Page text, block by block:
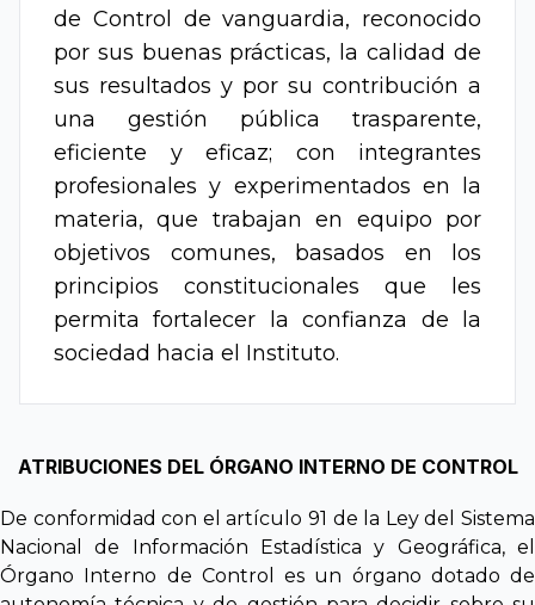
de Control de vanguardia, reconocido
por sus buenas prácticas, la calidad de
sus resultados y por su contribución a
una gestión pública trasparente,
eficiente y eficaz; con integrantes
profesionales y experimentados en la
materia, que trabajan en equipo por
objetivos comunes, basados en los
principios constitucionales que les
permita fortalecer la confianza de la
sociedad hacia el Instituto.
ATRIBUCIONES DEL ÓRGANO INTERNO DE CONTROL
De conformidad con el artículo 91 de la Ley del Sistema
Nacional de Información Estadística y Geográfica, el
Órgano Interno de Control es un órgano dotado de